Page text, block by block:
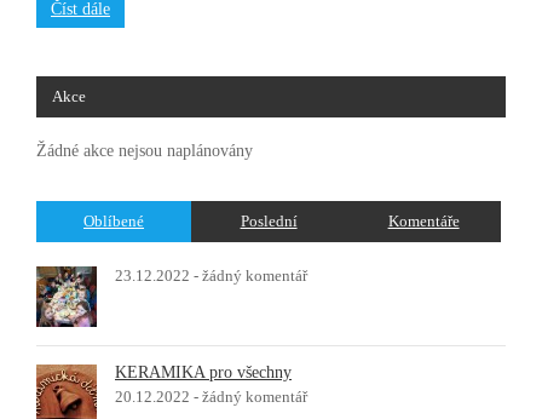
Číst dále
Akce
Žádné akce nejsou naplánovány
Oblíbené Poslední Komentáře
23.12.2022 - žádný komentář
KERAMIKA pro všechny
20.12.2022 - žádný komentář